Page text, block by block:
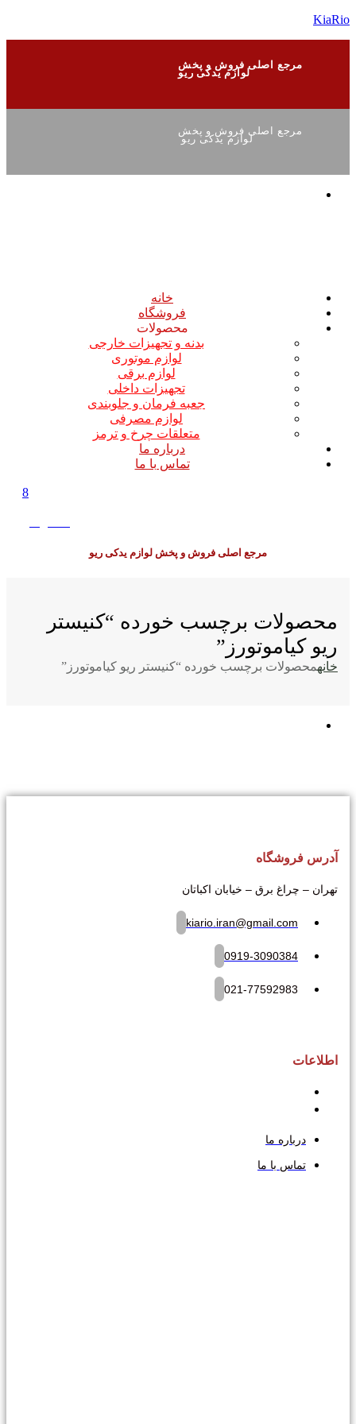
KiaRio
مرجع اصلی فروش و پخش
لوازم یدکی ریو
مرجع اصلی فروش و پخش
لوازم یدکی ریو
خانه
فروشگاه
محصولات
بدنه و تجهیزات خارجی
لوازم موتوری
لوازم برقی
تجهیزات داخلی
جعبه فرمان و جلوبندی
لوازم مصرفی
متعلقات چرخ و ترمز
درباره ما
تماس با ما
8
مرجع اصلی فروش و پخش لوازم یدکی ریو
محصولات برچسب خورده “کنیستر
ریو کیاموتورز”
خانهمحصولات برچسب خورده “کنیستر ریو کیاموتورز”
آدرس فروشگاه
تهران – چراغ برق – خیابان اکباتان
kiario.iran@gmail.com
0919-3090384
021-77592983
اطلاعات
درباره ما
تماس با ما